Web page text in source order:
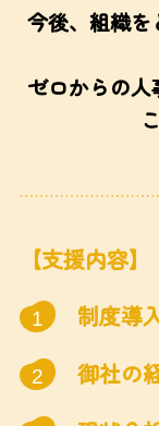
今後、組織を
ゼロからの
【支援内容】
1 制度導
2 御社の